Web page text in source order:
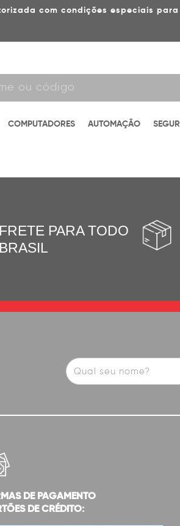
com condições especiais
COMPUTADORES AUTOMAÇÃO
FRETE PARA TODO
BRASIL
DE PAGAMENTO
DE CRÉDITO: